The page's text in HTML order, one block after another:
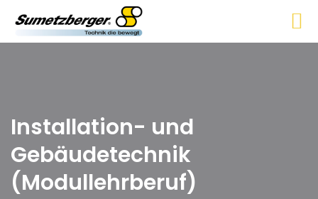
Installation- und
Gebäudetechnik
(Modullehrberuf)